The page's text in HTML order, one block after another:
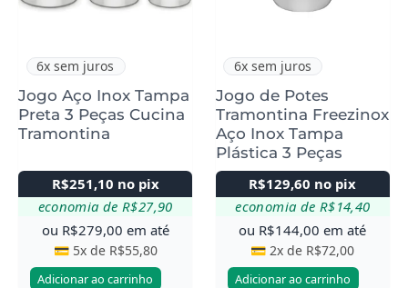
6x sem juros
Jogo Aço Inox Tampa
Preta 3 Peças Cucina
Tramontina
R$251,10 no pix
economia deR$27,90
ou R$279,00 em até
💳 5x de R$55,80
Adicionar ao carrinho
6x sem juros
Jogo de Potes
Tramontina Freezinox
Aço Inox Tampa
Plástica 3 Peças
R$129,60 no pix
economia de R$14,40
ou R$144,00 em até
💳 2x de R$72,00
Adicionar ao carrinho